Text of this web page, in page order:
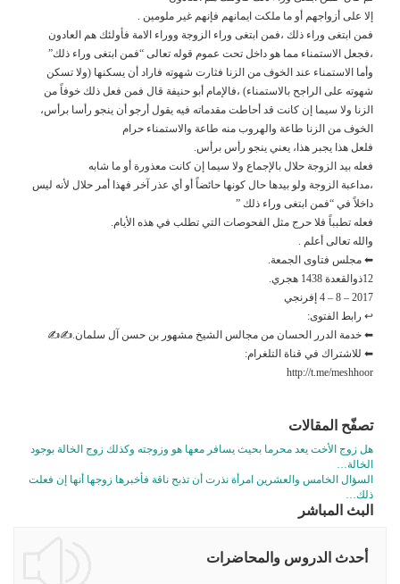
إلا على أزواجهم أو ما ملكت ايمانهم فإنهم غير ملومين .
فمن ابتغى وراء ذلك ،فمن ابتغى وراء الزوجة ووراء الامة فأولئك هم العادون
،فجعل الاستمناء مما هو داخل تحت عموم قوله تعالى “فمن ابتغى وراء ذلك”
وأما الاستمناء عند الخوف من الزنا فثارت شهوته فاراد أن يسكنها (ولا تسكن
شهوته على الراجح بالاستمناء) ،فالإمام أبو حنيفة قال فمن فعل ذلك خوفاً من
الزنا ولا سيما إن كانت قد أحاطت مقدماته فيه يقول أرجو أن ينجو رأسا برأس،
الخوف من الزنا طاعة والهروب منه طاعة والاستمناء حرام
فلعل هذا يجبر هذا، يعني ينجو رأس برأس.
فعله بيد الزوجة حلال بالإجماع ولا سيما إن كانت معذورة أو ما شابه
،مداعبة الزوجة ولو بيدها حال كونها حائضاً أو أي عذر آخر فهذا أمر حلال لأنه ليس
داخلاً في “فمن ابتغى وراء ذلك ”
فعله تطبباً فلا حرج مثل الفحوصات التي تطلب في هذه الأيام.
والله تعالى أعلم .
⬅ مجلس فتاوى الجمعة.
12ذوالقعدة 1438 هجري.
2017 – 8 – 4 إفرنجي
↩ رابط الفتوى:
⬅ خدمة الدرر الحسان من مجالس الشيخ مشهور بن حسن آل سلمان.✍✍
⬅ للاشتراك في قناة التلغرام:
http://t.me/meshhoor
تصفّح المقالات
هل زوج الأخت يعد محرما بحيث يسافر معها هو وزوجته وكذلك زوج الخالة بوجود
الخالة…
السؤال الخامس والعشرين امرأة نذرت أن تذبح ناقة فأخبرها زوجها أنها إن فعلت
ذلك…
البث المباشر
أحدث الدروس والمحاضرات